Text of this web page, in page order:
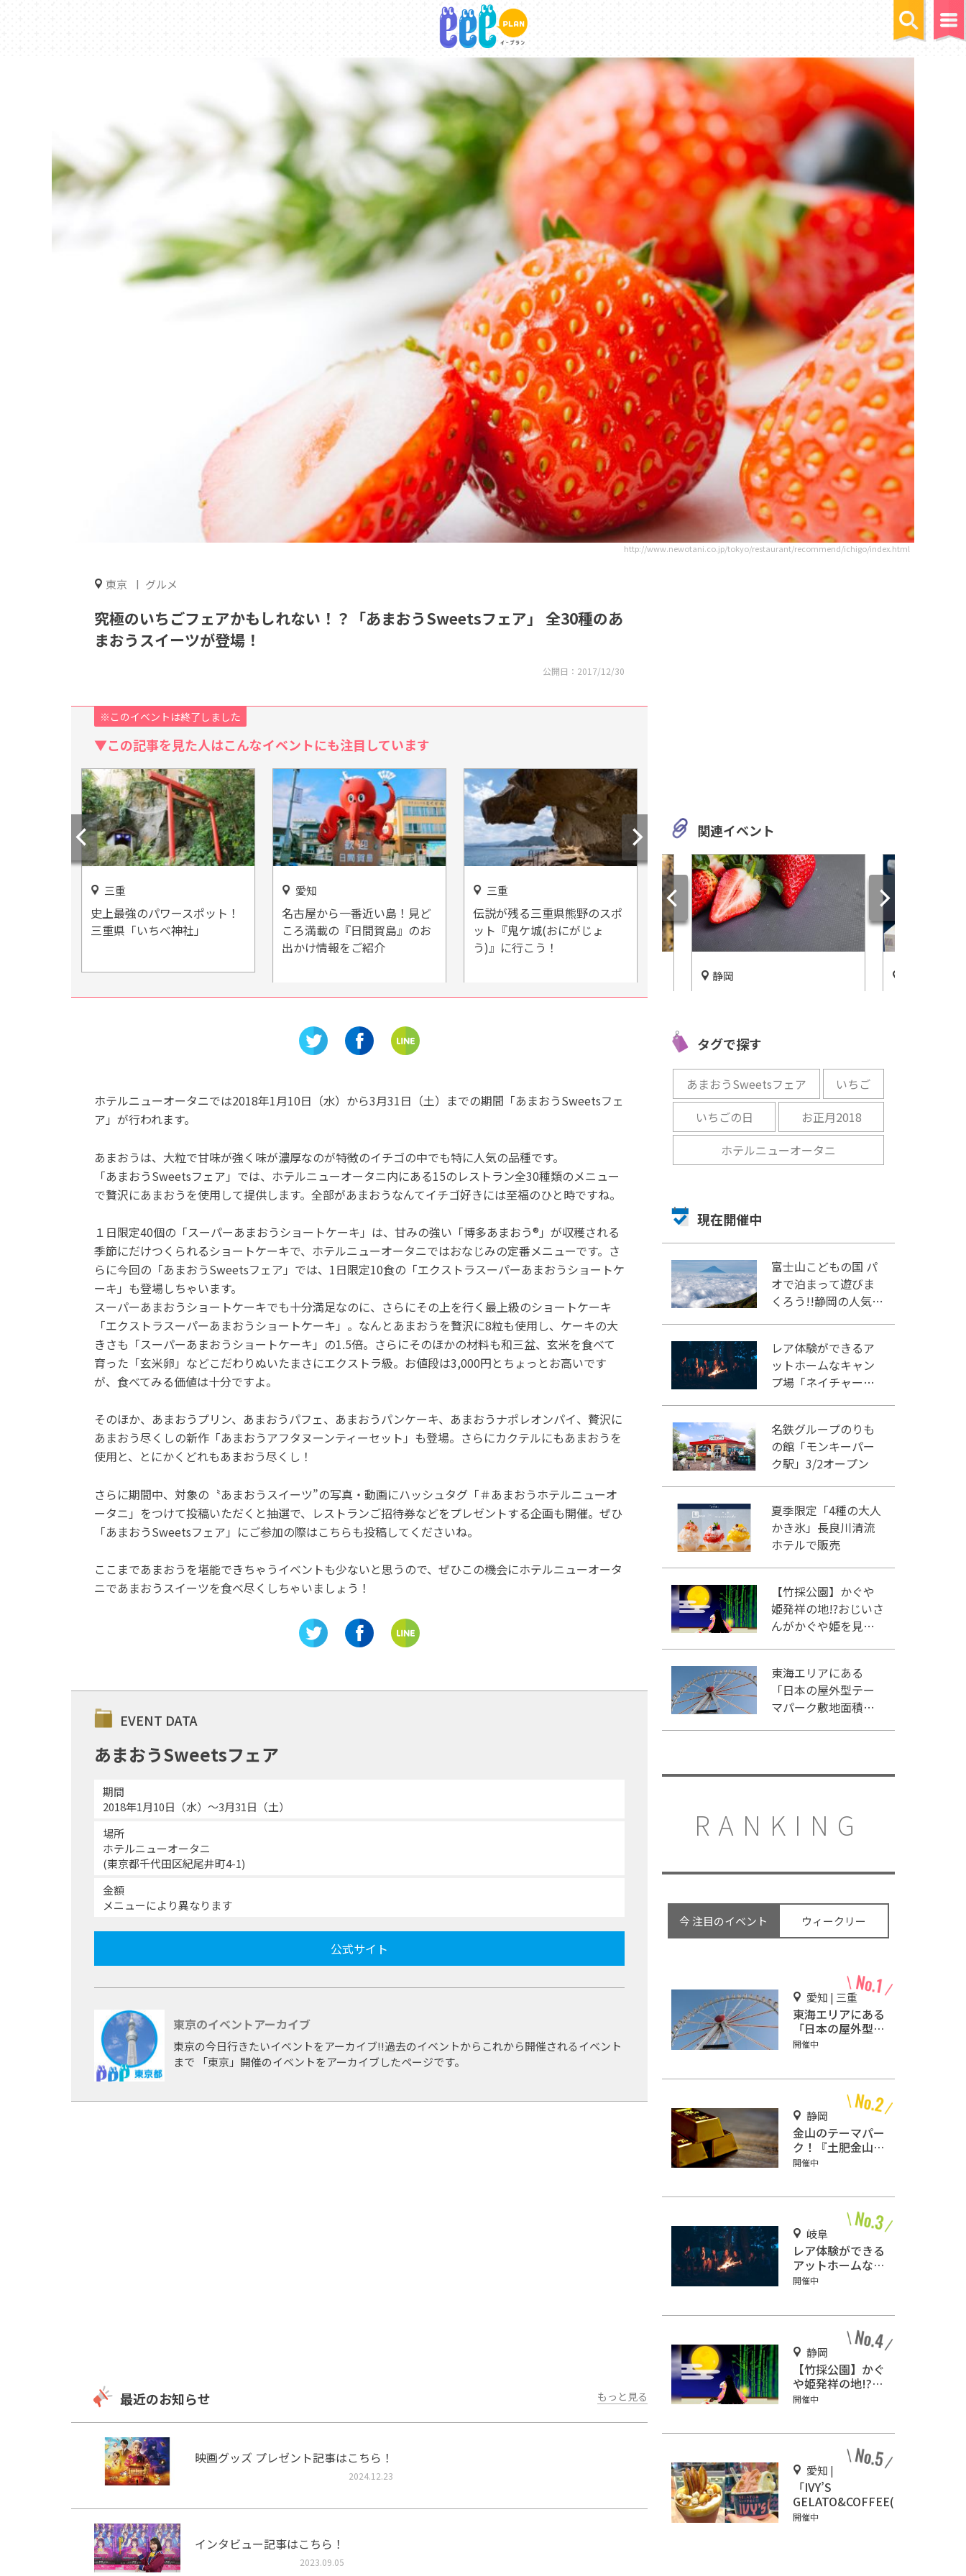
http://www.newotani.co.jp/tokyo/restaurant/recommend/ichigo/index.html
東京 グルメ
究極のいちごフェアかもしれない！？「あまおうSweetsフェア」 全30種のあ
まおうスイーツが登場！
公開日： 2017/12/30
※このイベントは終了しました
▼この記事を見た人はこんなイベントにも注目しています
愛知
名古屋から一番近い島！見ど
ころ満載の『日間賀島』のお
三重
伝説が残る三重県熊野のスポ
ット『鬼ケ城(おにがじょ
う)』に行こう！
静岡
あっちもこっちもカエルだら
け！「体験型カエル館
KawaZoo(カワズー)」
岐阜
おちょぼさんの愛称に親しま
れている「千代保稲荷神社」
をご紹介！
愛知
一宮市の郷土や歴史
いて学べる施設「一
歴史民俗資料館」
ホテルニューオータニでは2018年1月10日（水）から3月31日（土）までの期間「あまおうSweetsフェ
ア」が行われます。
あまおうは、大粒で甘味が強く味が濃厚なのが特徴のイチゴの中でも特に人気の品種です。
「あまおうSweetsフェア」では、ホテルニューオータニ内にある15のレストラン全30種類のメニュー
で贅沢にあまおうを使用して提供します。全部があまおうなんてイチゴ好きには至福のひと時ですね。
１日限定40個の「スーパーあまおうショートケーキ」は、甘みの強い「博多あまおう®」が収穫される
季節にだけつくられるショートケーキで、ホテルニューオータニではおなじみの定番メニューです。さ
らに今回の「あまおうSweetsフェア」では、1日限定10食の「エクストラスーパーあまおうショートケ
ーキ」も登場しちゃいます。
スーパーあまおうショートケーキでも十分満足なのに、さらにその上を行く最上級のショートケーキ
「エクストラスーパーあまおうショートケーキ」。なんとあまおうを贅沢に8粒も使用し、ケーキの大
きさも「スーパーあまおうショートケーキ」の1.5倍。さらにそのほかの材料も和三盆、玄米を食べて
育った「玄米卵」などこだわりぬいたまさにエクストラ級。お値段は3,000円とちょっとお高いです
が、食べてみる価値は十分ですよ。
そのほか、あまおうプリン、あまおうパフェ、あまおうパンケーキ、あまおうナポレオンパイ、贅沢に
あまおう尽くしの新作「あまおうアフタヌーンティーセット」も登場。さらにカクテルにもあまおうを
使用と、とにかくどれもあまおう尽くし！
さらに期間中、対象の〝あまおうスイーツ”の写真・動画にハッシュタグ「＃あまおうホテルニューオ
ータニ」をつけて投稿いただくと抽選で、レストランご招待券などをプレゼントする企画も開催。ぜひ
「あまおうSweetsフェア」にご参加の際はこちらも投稿してくださいね。
ここまであまおうを堪能できちゃうイベントも少ないと思うので、ぜひこの機会にホテルニューオータ
ニであまおうスイーツを食べ尽くしちゃいましょう！
EVENT DATA
あまおうSweetsフェア
期間
2018年1月10日（水）～3月31日（土）
場所
ホテルニューオータニ
(東京都千代田区紀尾井町4-1)
金額
メニューにより異なります
公式サイト
東京のイベントアーカイブ
東京の今日行きたいイベントをアーカイブ!!過去のイベントからこれから開催されるイベント
まで 「東京」開催のイベントをアーカイブしたページです。
最近のお知らせ もっと見る
映画グッズ プレゼント記事はこちら！
2024.12.23
インタビュー記事はこちら！
2023.09.05
関連イベント
「修善寺しいたけの里」名産
ながら楽しもう！
開催中
静岡・賀茂郡【いちごらんど
三重
開催中
タグで探す
あまおうSweetsフェア
いちご
いちごの日
お正月2018
ホテルニューオータニ
現在開催中
富士山こどもの国 パ
オで泊まって遊びま
くろう!!静岡の人気冒
レア体験ができるア
ットホームなキャン
プ場「ネイチャーラ
名鉄グループのりも
の館「モンキーパー
ク駅」3/2オープン
夏季限定「4種の大人
かき氷」長良川清流
ホテルで販売
【竹採公園】かぐや
姫発祥の地!?おじいさ
んがかぐや姫を見つ
東海エリアにある
「日本の屋外型テー
マパーク敷地面積ラ
RANKING
今 注目のイベント ウィークリー
愛知 | 三重
東海エリアにある
「日本の屋外型テ
ーマパーク敷地面
開催中
静岡
金山のテーマパー
ク！『土肥金山』
で砂金採り体験や
開催中
岐阜
レア体験ができる
アットホームなキ
ャンプ場「ネイチ
開催中
静岡
【竹採公園】かぐ
や姫発祥の地!?お
じいさんがかぐや
開催中
愛知 |
「IVY’S
GELATO&COFFEE(ア
イビーズ ジェラート
開催中